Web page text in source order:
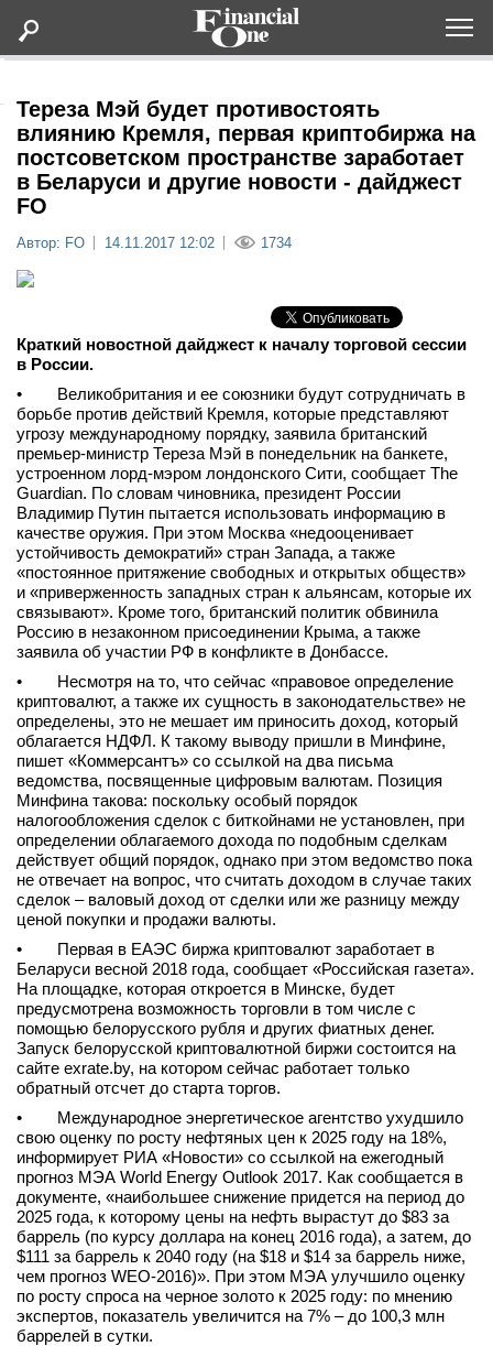
Статьи
Мероприятия
Новости
Интервью
вконтакте
телеграм
Стать автором
Вход
Тереза Мэй будет противостоять
влиянию Кремля, первая криптобиржа на
постсоветском пространстве заработает
в Беларуси и другие новости - дайджест
FO
Автор: FO 14.11.2017 12:02 1734
Краткий новостной дайджест к началу торговой сессии
в России.
• Великобритания и ее союзники будут сотрудничать в
борьбе против действий Кремля, которые представляют
угрозу международному порядку, заявила британский
премьер-министр Тереза Мэй в понедельник на банкете,
устроенном лорд-мэром лондонского Сити, сообщает The
Guardian. По словам чиновника, президент России
Владимир Путин пытается использовать информацию в
качестве оружия. При этом Москва «недооценивает
устойчивость демократий» стран Запада, а также
«постоянное притяжение свободных и открытых обществ»
и «приверженность западных стран к альянсам, которые их
связывают». Кроме того, британский политик обвинила
Россию в незаконном присоединении Крыма, а также
заявила об участии РФ в конфликте в Донбассе.
• Несмотря на то, что сейчас «правовое определение
криптовалют, а также их сущность в законодательстве» не
определены, это не мешает им приносить доход, который
облагается НДФЛ. К такому выводу пришли в Минфине,
пишет «Коммерсантъ» со ссылкой на два письма
ведомства, посвященные цифровым валютам. Позиция
Минфина такова: поскольку особый порядок
налогообложения сделок с биткойнами не установлен, при
определении облагаемого дохода по подобным сделкам
действует общий порядок, однако при этом ведомство пока
не отвечает на вопрос, что считать доходом в случае таких
сделок – валовый доход от сделки или же разницу между
ценой покупки и продажи валюты.
• Первая в ЕАЭС биржа криптовалют заработает в
Беларуси весной 2018 года, сообщает «Российская газета».
На площадке, которая откроется в Минске, будет
предусмотрена возможность торговли в том числе с
помощью белорусского рубля и других фиатных денег.
Запуск белорусской криптовалютной биржи состоится на
сайте exrate.by, на котором сейчас работает только
обратный отсчет до старта торгов.
• Международное энергетическое агентство ухудшило
свою оценку по росту нефтяных цен к 2025 году на 18%,
информирует РИА «Новости» со ссылкой на ежегодный
прогноз МЭА World Energy Outlook 2017. Как сообщается в
документе, «наибольшее снижение придется на период до
2025 года, к которому цены на нефть вырастут до $83 за
баррель (по курсу доллара на конец 2016 года), а затем, до
$111 за баррель к 2040 году (на $18 и $14 за баррель ниже,
чем прогноз WEO-2016)». При этом МЭА улучшило оценку
по росту спроса на черное золото к 2025 году: по мнению
экспертов, показатель увеличится на 7% – до 100,3 млн
баррелей в сутки.